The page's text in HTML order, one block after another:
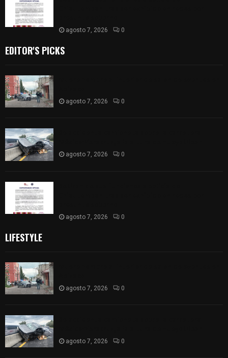
agosto 7, 2026 0
EDITOR'S PICKS
agosto 7, 2026 0
agosto 7, 2026 0
agosto 7, 2026 0
LIFESTYLE
agosto 7, 2026 0
agosto 7, 2026 0